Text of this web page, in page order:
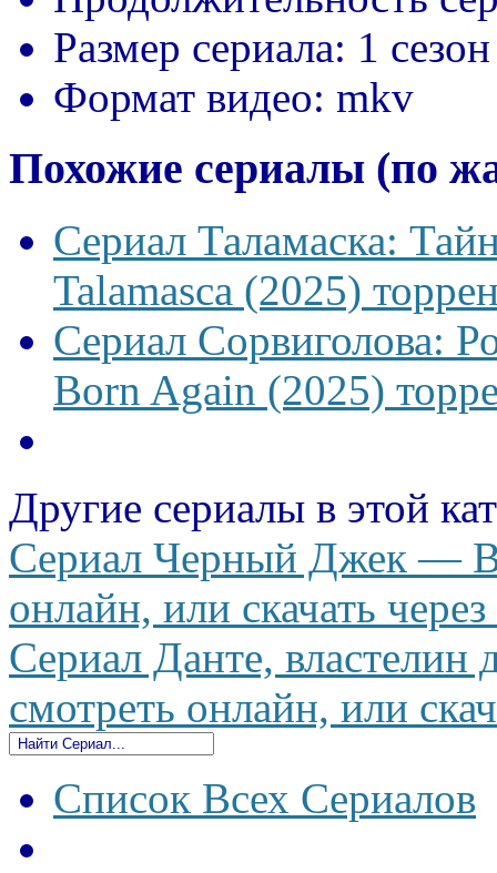
Размер сериала: 1
Формат видео: mkv
Похожие сериалы (по
Сериал Таламаска:
Talamasca (2025)
Сериал Сорвиголова:
Born Again (2025)
Другие сериалы в этой
Сериал Черный Джек —
онлайн, или скачать
Сериал Данте,
смотреть онлайн, или
Список Всех Сериалов